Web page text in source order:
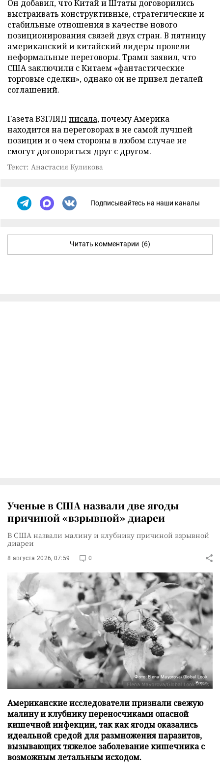
Он добавил, что Китай и Штаты договорились
выстраивать конструктивные, стратегические и
стабильные отношения в качестве нового
позиционирования связей двух стран. В пятницу
американский и китайский лидеры провели
неформальные переговоры. Трамп заявил, что
США заключили с Китаем «фантастические
торговые сделки», однако он не привел деталей
соглашений.
Газета ВЗГЛЯД писала, почему Америка
находится на переговорах в не самой лучшей
позиции и о чем стороны в любом случае не
смогут договориться друг с другом.
Текст: Анастасия Куликова
Подписывайтесь на наши каналы
Читать комментарии (6)
Ученые в США назвали две ягоды
причиной «взрывной» диареи
В США назвали малину и клубнику причиной взрывной
диареи
8 августа 2026, 07:59 0
Фото: Elena Mayorova/Global Look
Press
Американские исследователи признали свежую
малину и клубнику переносчиками опасной
кишечной инфекции, так как ягоды оказались
идеальной средой для размножения паразитов,
вызывающих тяжелое заболевание кишечника с
возможным летальным исходом.